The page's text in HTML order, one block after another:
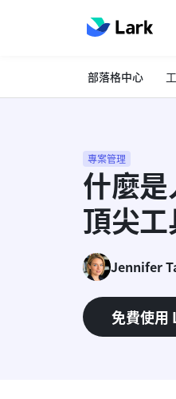
部落格中心
專案管理
什麼
頂尖
Jennifer
免費使用